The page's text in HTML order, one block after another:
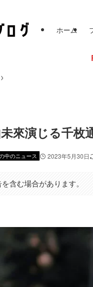
ホーム
FREE FOWLSか
來演じる千
中のニュース 2023年5月30日
含む場合があります。